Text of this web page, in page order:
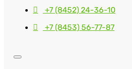
+7 (8452) 24-36-10
+7 (8453) 56-77-87